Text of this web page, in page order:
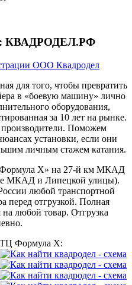
КВАДРОДЕЛ.РФ
для того, чтобы превратить
в «боевую машину» лично
оборудования,
за 10 лет на рынке.
Поможем
установки, если они
личным стажем катания.
X» на 27-й км МКАД
МКАД и Липецкой улицы).
любой транспортной
перед отгрузкой. Полная
на любой товар. Отгрузка
Формула Х: